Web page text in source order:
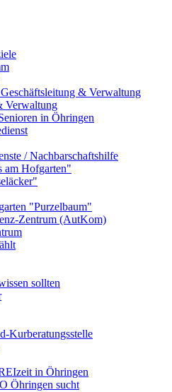
Geschäftsleitung & Verwaltung
Verwaltung
in Öhringen
/ Nachbarschaftshilfe
am Hofgarten"
"Purzelbaum"
Zentrum (AutKom)
sollten
Kurberatungsstelle
in Öhringen
Öhringen sucht